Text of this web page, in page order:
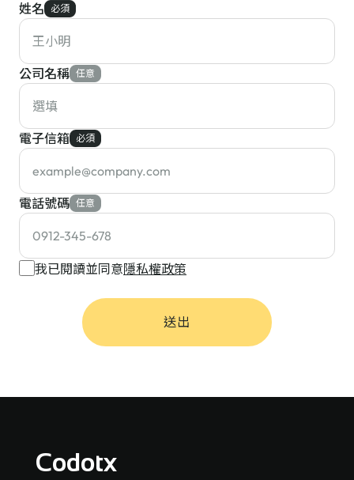
姓名 必須
公司名稱 任意
電子信箱 必須
電話號碼 任意
我已閱讀並同意隱私權政策
送出
Codotx